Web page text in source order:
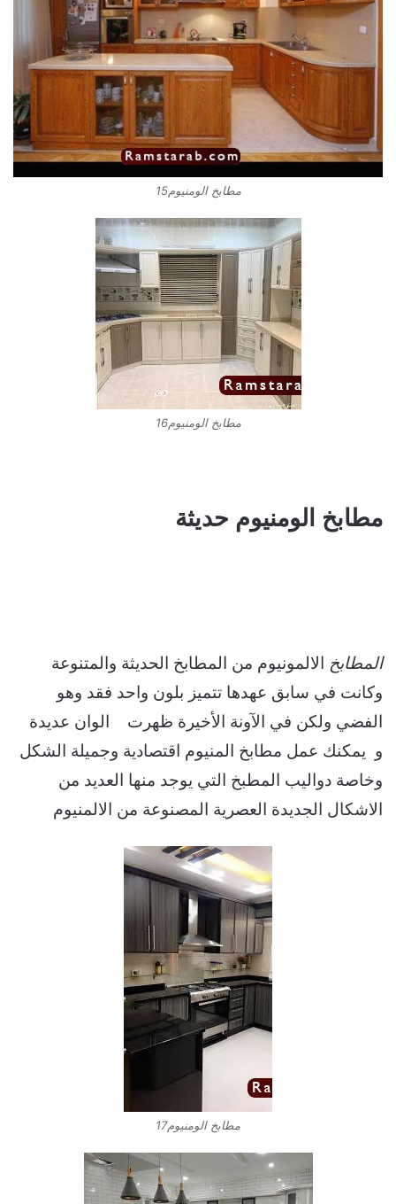
مطابخ الومنيوم15
مطابخ الومنيوم16
مطابخ الومنيوم حديثة
المطابخ الالمونيوم من المطابخ الحديثة والمتنوعة
وكانت في سابق عهدها تتميز بلون واحد فقد وهو
الفضي ولكن في الآونة الأخيرة ظهرت الوان عديدة
و يمكنك عمل مطابخ المنيوم اقتصادية وجميلة الشكل
وخاصة دواليب المطبخ التي يوجد منها العديد من
الاشكال الجديدة العصرية المصنوعة من الالمنيوم
مطابخ الومنيوم17